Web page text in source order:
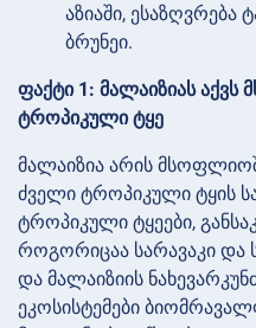
აზიაში, ესაზღვრება
ბრუნეი.
ფაქტი 1: მალაიზიას
ტროპიკული ტყე
მალაიზია არის
ძველი ტროპიკული ტყის
ტროპიკული ტყეები,
როგორიცაა სარავაკი და
და მალაიზიის
ეკოსისტემები